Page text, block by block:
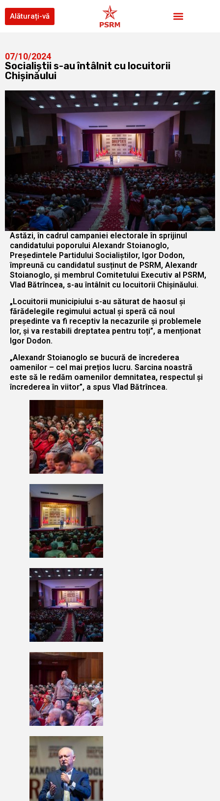
Alăturați-vă
07/10/2024
Socialiștii s-au întâlnit cu locuitorii
Chișinăului
Astăzi, în cadrul campaniei electorale în sprijinul
candidatului poporului Alexandr Stoianoglo,
Președintele Partidului Socialiștilor, Igor Dodon,
împreună cu candidatul susținut de PSRM, Alexandr
Stoianoglo, și membrul Comitetului Executiv al PSRM,
Vlad Bătrîncea, s-au întâlnit cu locuitorii Chișinăului.
„Locuitorii municipiului s-au săturat de haosul și
fărădelegile regimului actual și speră că noul
președinte va fi receptiv la necazurile și problemele
lor, și va restabili dreptatea pentru toți”, a menționat
Igor Dodon.
„Alexandr Stoianoglo se bucură de încrederea
oamenilor – cel mai prețios lucru. Sarcina noastră
este să le redăm oamenilor demnitatea, respectul și
încrederea în viitor”, a spus Vlad Bătrîncea.